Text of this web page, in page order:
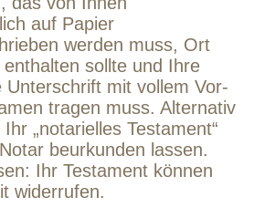
auf Papier
werden muss, Ort
sollte und Ihre
Unterschrift mit vollem Vor-
tragen muss. Alternativ
„notarielles Testament“
beurkunden lassen.
Ihr Testament können
widerrufen.